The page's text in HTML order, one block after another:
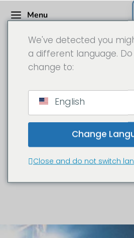
Menu
DOKA - Gleitbau
Time-lapse
Nieuwbouw van een
liftschacht in
We've detected you
a different language.
change to:
English
Change
Close and do not switch